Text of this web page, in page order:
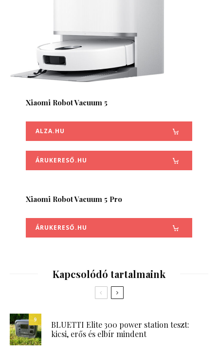
Xiaomi Robot Vacuum 5
ALZA.HU
ÁRUKERESŐ.HU
Xiaomi Robot Vacuum 5 Pro
ÁRUKERESŐ.HU
Kapcsolódó tartalmaink
9
BLUETTI Elite 300 power station teszt:
kicsi, erős és elbír mindent